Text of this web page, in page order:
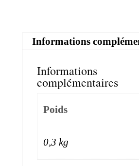
50cl
bouteilles)
Informations
Informations
complémentaires
Poids
0,3 kg